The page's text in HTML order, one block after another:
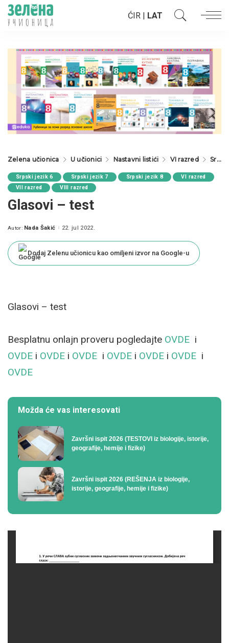
ĆIR | LAT
Zelena učionica U učionici Nastavni listići VI razred Srpski jezik 6
Srpski jezik 6 Srpski jezik 7 Srpski jezik 8
VI razred
VII razred
VIII razred
Glasovi – test
Posted
Autor: Nada Šakić 22. jul 2022.
Dodaj Zelenu učionicu kao omiljeni izvor na Google-u
Glasovi – test
Besplatnu onlajn proveru pogledajte OVDE i
OVDE i OVDE i OVDE i OVDE i OVDE i OVDE i
OVDE
Možda će vas interesovati
Završni ispit 2026 (TESTOVI iz biologije, istorije,
geografije, hemije i fizike)
Završni ispit 2026 (REŠENJA iz biologije,
istorije, geografije, hemije i fizike)